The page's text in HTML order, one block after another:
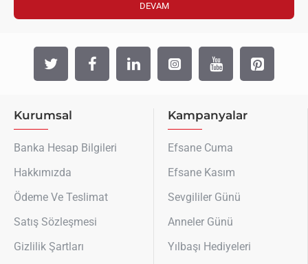
DEVAM
Kurumsal
Banka Hesap Bilgileri
Hakkımızda
Ödeme Ve Teslimat
Satış Sözleşmesi
Gizlilik Şartları
Kampanyalar
Efsane Cuma
Efsane Kasım
Sevgililer Günü
Anneler Günü
Yılbaşı Hediyeleri